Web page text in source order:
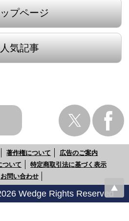
ップページ
人気記事
著作権について
広告のご案内
ついて
特定商取引法に基づく表示
お問い合わせ
Wedge Rights Reserved